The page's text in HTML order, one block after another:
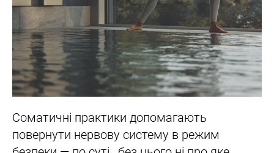
Соматичні практики допомагають
повернути нервову систему в режим